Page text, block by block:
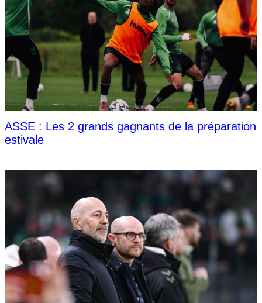
ASSE : Les 2 grands gagnants de la préparation
estivale